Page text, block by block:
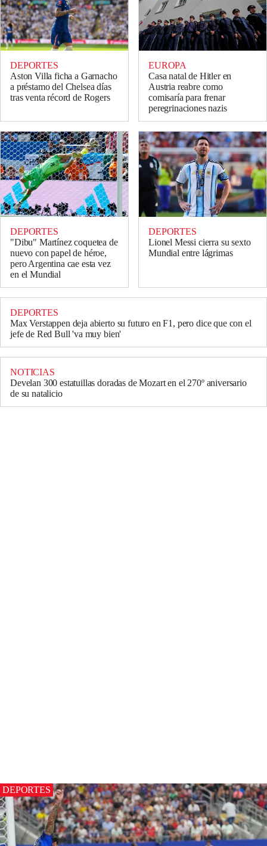
DEPORTES
Aston Villa ficha a Garnacho
a préstamo del Chelsea días
tras venta récord de Rogers
EUROPA
Casa natal de Hitler en
Austria reabre como
comisaría para frenar
peregrinaciones nazis
DEPORTES
"Dibu" Martínez coquetea de
nuevo con papel de héroe,
pero Argentina cae esta vez
en el Mundial
DEPORTES
Lionel Messi cierra su sexto
Mundial entre lágrimas
DEPORTES
Max Verstappen deja abierto su futuro en F1, pero dice que con el
jefe de Red Bull 'va muy bien'
NOTICIAS
Develan 300 estatuillas doradas de Mozart en el 270º aniversario
de su natalicio
DEPORTES